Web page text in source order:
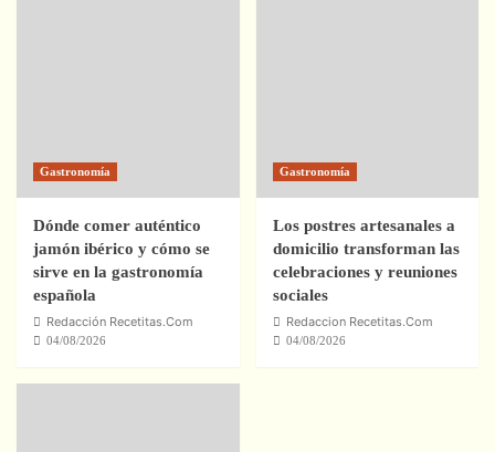
Gastronomía
Dónde comer auténtico
jamón ibérico y cómo se
sirve en la gastronomía
española
Redacción Recetitas.Com
04/08/2026
Gastronomía
Los postres artesanales a
domicilio transforman las
celebraciones y reuniones
sociales
Redaccion Recetitas.Com
04/08/2026